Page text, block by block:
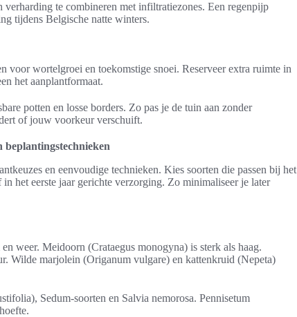
te combineren met infiltratiezones. Een regenpijp
tijdens Belgische natte winters.
voor wortelgroei en toekomstige snoei. Reserveer extra ruimte in
het aanplantformaat.
potten en losse borders. Zo pas je de tuin aan zonder
of jouw voorkeur verschuift.
en eenvoudige technieken. Kies soorten die passen bij het
het eerste jaar gerichte verzorging. Zo minimaliseer je later
weer. Meidoorn (Crataegus monogyna) is sterk als haag.
Wilde marjolein (Origanum vulgare) en kattenkruid (Nepeta)
Sedum-soorten en Salvia nemorosa. Pennisetum